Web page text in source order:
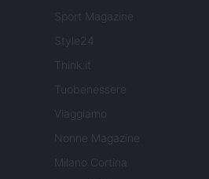
Sport Magazine
Style24
Think.it
Tuobenessere
Viaggiamo
Nonne Magazine
Milano Cortina